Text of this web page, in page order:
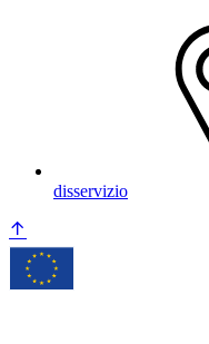
disservizio